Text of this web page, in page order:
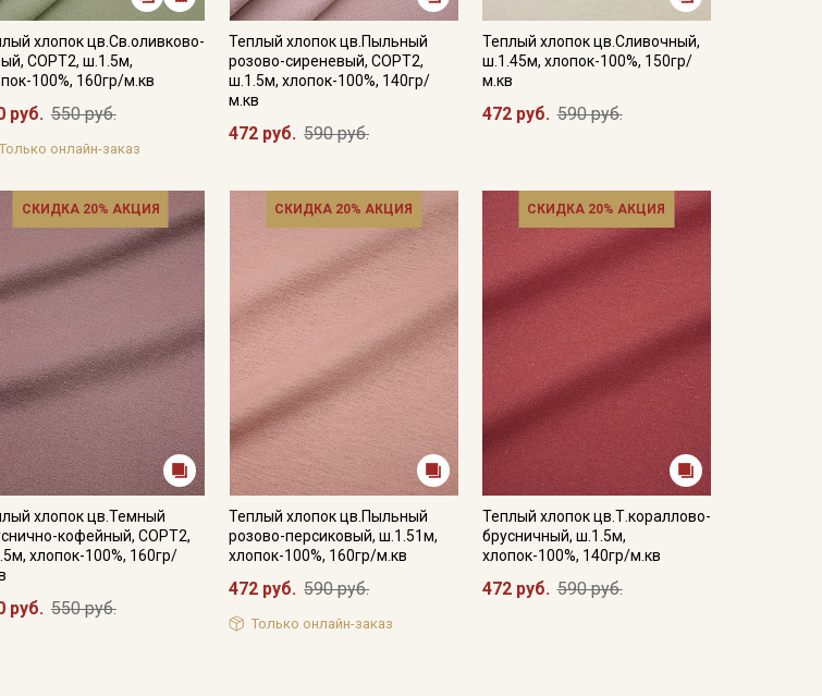
хлопок цв.Св.оливково-
СОРТ2, ш.1.5м,
100%, 160гр/м.кв
руб. 550 руб.
Только онлайн-заказ
Теплый хлопок цв.Пыльный
розово-сиреневый, СОРТ2,
ш.1.5м, хлопок-100%, 140гр/
м.кв
472 руб. 590 руб.
Теплый хлопок цв.Сливочный,
ш.1.45м, хлопок-100%, 150гр/
м.кв
472 руб. 590 руб.
СКИДКА 20% АКЦИЯ
хлопок цв.Темный
кофейный, СОРТ2,
хлопок-100%, 160гр/
руб. 550 руб.
СКИДКА 20% АКЦИЯ
Теплый хлопок цв.Пыльный
розово-персиковый, ш.1.51м,
хлопок-100%, 160гр/м.кв
472 руб. 590 руб.
Только онлайн-заказ
СКИДКА 20% АКЦИЯ
Теплый хлопок цв.Т.кораллово-
брусничный, ш.1.5м,
хлопок-100%, 140гр/м.кв
472 руб. 590 руб.
сПолитикой обработки персональных
Согласие на обработку персональных
на получение рекламных и
рассылок